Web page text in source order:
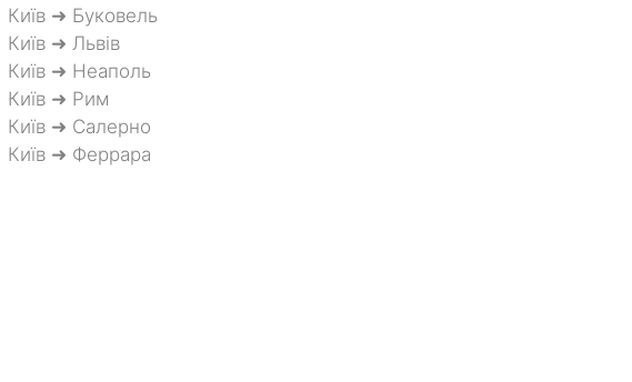
Київ ➜ Буковель
Київ ➜ Львів
Київ ➜ Неаполь
Київ ➜ Рим
Київ ➜ Салерно
Київ ➜ Феррара